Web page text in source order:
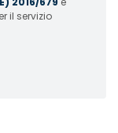
il servizio